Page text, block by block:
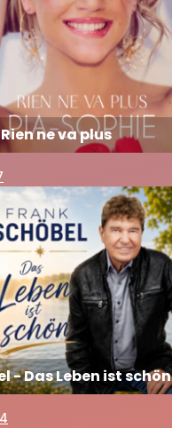
ne va plus
- Das Leben ist schön